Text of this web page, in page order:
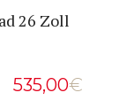
26 Zoll
535,00€